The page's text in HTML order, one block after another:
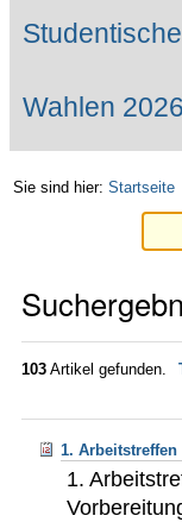
Wahlen
Sie sind hier: Startseite
103 Artikel gefunden.
1. Arbeitstreffen
1.